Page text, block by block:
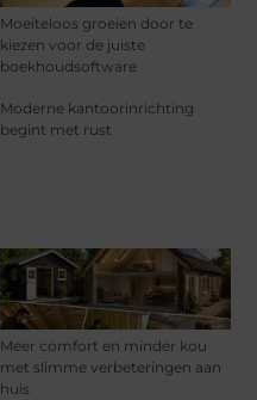
Moeiteloos groeien door te
kiezen voor de juiste
boekhoudsoftware
Moderne kantoorinrichting
begint met rust
Meer comfort en minder kou
met slimme verbeteringen aan
huis